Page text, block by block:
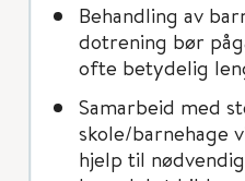
Behandling av
dotrening bør
ofte betydelig
Samarbeid med
skole/barnehage
hjelp til